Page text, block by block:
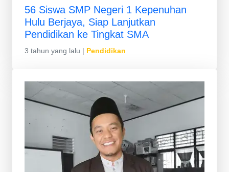
56 Siswa SMP Negeri 1 Kepenuhan
Hulu Berjaya, Siap Lanjutkan
Pendidikan ke Tingkat SMA
3 tahun yang lalu | Pendidikan